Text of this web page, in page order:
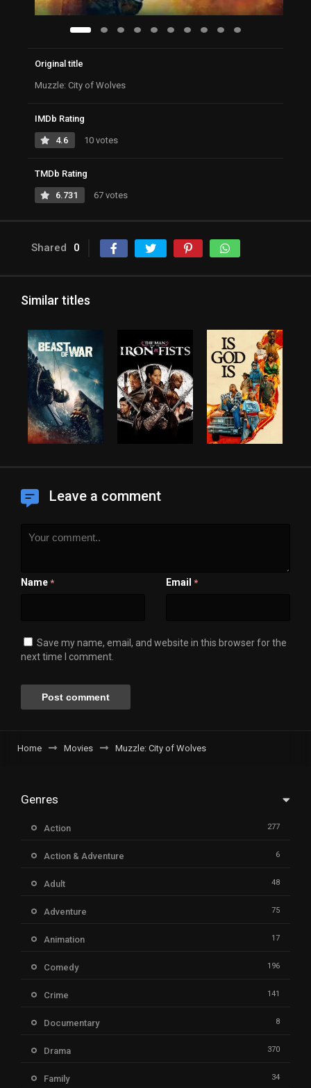
Original title
Muzzle: City of Wolves
IMDb Rating
4.6 10 votes
TMDb Rating
6.731 67 votes
Shared 0
Similar titles
Leave a comment
Name * Email *
Save my name, email, and website in this browser for the
next time I comment.
Home Movies Muzzle: City of Wolves
Genres
Action 277
Action & Adventure 6
Adult 48
Adventure 75
Animation 17
Comedy 196
Crime 141
Documentary 8
Drama 370
Family 34